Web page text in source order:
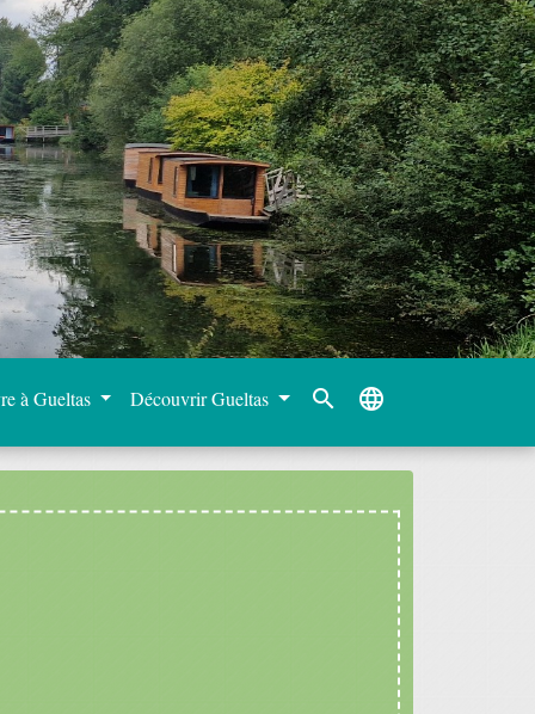
à Gueltas Découvrir Gueltas search language